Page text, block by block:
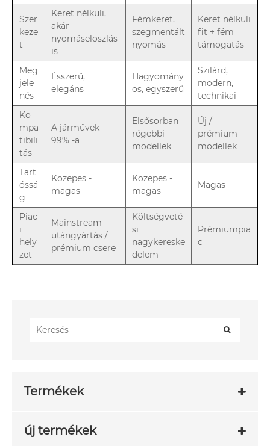
Szer
keze
t
Keret nélküli,
akár
nyomáseloszlás
is
Fémkeret,
szegmentált
nyomás
Keret nélküli
fit + fém
támogatás
Meg
jele
nés
Ésszerű,
elegáns
Hagyomány
os, egyszerű
Szilárd,
modern,
technikai
Ko
mpa
tibili
tás
A járművek
99% -a
Elsősorban
régebbi
modellek
Új /
prémium
modellek
Tart
óssá
g
Közepes -
magas
Közepes -
magas
Magas
Piac
i
hely
zet
Mainstream
utángyártás /
prémium csere
Költségveté
si
nagykereske
delem
Prémiumpia
c
Termékek
új termékek